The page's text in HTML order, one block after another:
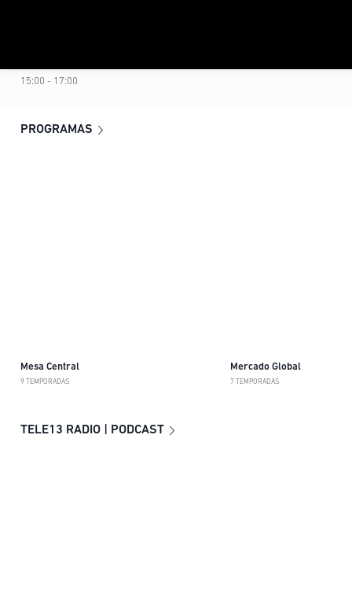
15:00 - 17:00
PROGRAMAS
Mesa Central
9 TEMPORADAS
Mercado Global
7 TEMPORADAS
TELE13 RADIO | PODCAST